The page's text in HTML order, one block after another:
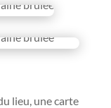
lieu, une carte